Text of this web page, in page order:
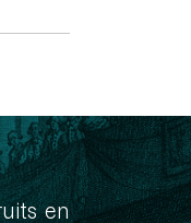
en